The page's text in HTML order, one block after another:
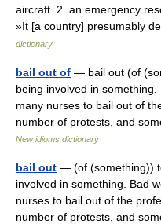
aircraft. 2. an emergency
»It [a country] presumably
dictionary
bail out of — bail out (of
being involved in
many nurses to bail out of
number of protests, and
New idioms dictionary
bail out — (of (something))
involved in something. Bad
nurses to bail out of the
number of protests, and